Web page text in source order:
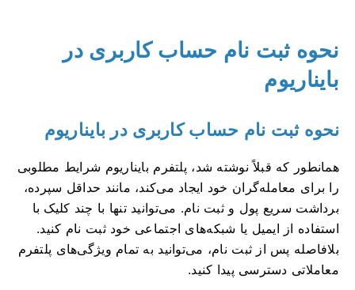
نحوه ثبت نام حساب کاربری در
بایناریوم
نحوه ثبت نام حساب کاربری در بایناریوم
همانطور که قبلاً نوشته شد، پلتفرم بایناریوم شرایط مطلوبی
را برای معامله‌گران خود ایجاد می‌کند، مانند حداقل سپرده،
برداشت سریع پول و ثبت نام. می‌توانید تنها با چند کلیک با
استفاده از ایمیل یا شبکه‌های اجتماعی خود ثبت نام کنید.
بلافاصله پس از ثبت نام، می‌توانید به تمام ویژگی‌های پلتفرم
معاملاتی دسترسی پیدا کنید.